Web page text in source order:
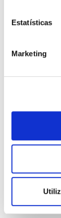
Estatísticas
Marketing